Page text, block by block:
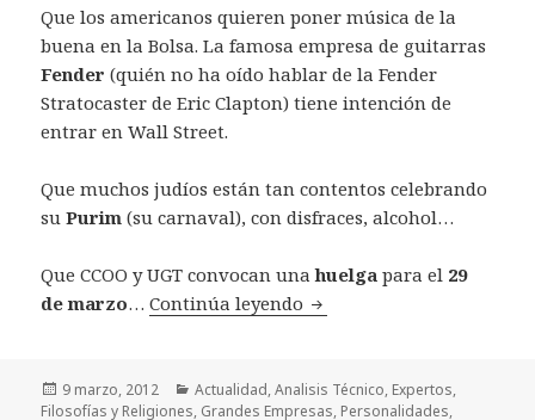
Que los americanos quieren poner música de la
buena en la Bolsa. La famosa empresa de guitarras
Fender (quién no ha oído hablar de la Fender
Stratocaster de Eric Clapton) tiene intención de
entrar en Wall Street.
Que muchos judíos están tan contentos celebrando
suPurim (su carnaval), con disfraces, alcohol…
Que CCOO y UGT convocan unahuelga para el 29
de marzo…Continúa leyendo Con la tendencia nunca
Publicado
el
9 marzo, 2012 Categorías
Actualidad,Analisis Técnico, Expertos,
Filosofías y Religiones, Grandes Empresas, Personalidades,